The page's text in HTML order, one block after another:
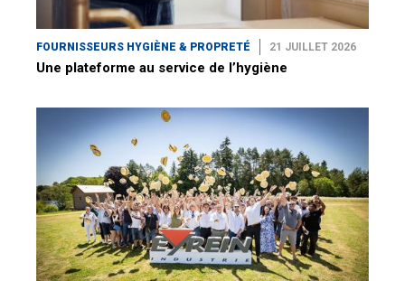
FOURNISSEURS HYGIÈNE & PROPRETÉ 21 JUILLET 2026
Une plateforme au service de l’hygiène